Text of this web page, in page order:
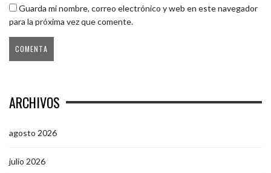
Guarda mi nombre, correo electrónico y web en este navegador
para la próxima vez que comente.
ARCHIVOS
agosto 2026
julio 2026